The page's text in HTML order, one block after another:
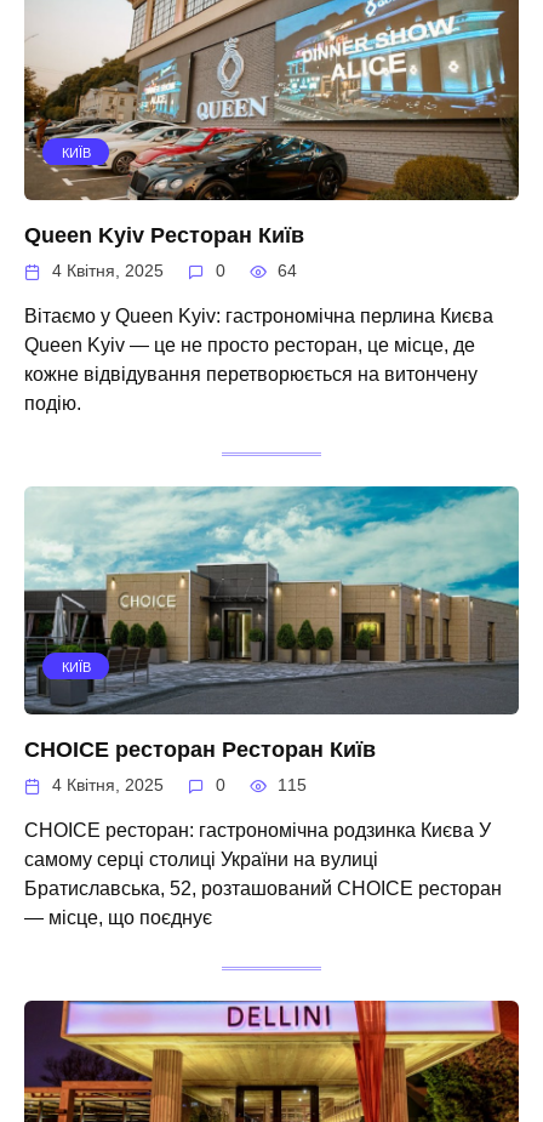
КИЇВ
Queen Kyiv Ресторан Київ
4 Квітня, 2025 0 64
Вітаємо у Queen Kyiv: гастрономічна перлина Києва
Queen Kyiv — це не просто ресторан, це місце, де
кожне відвідування перетворюється на витончену
подію.
КИЇВ
CHOICE ресторан Ресторан Київ
4 Квітня, 2025 0 115
CHOICE ресторан: гастрономічна родзинка Києва У
самому серці столиці України на вулиці
Братиславська, 52, розташований CHOICE ресторан
— місце, що поєднує